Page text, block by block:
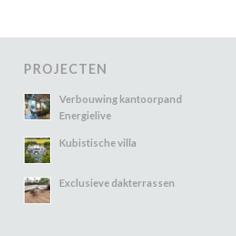
PROJECTEN
Verbouwing kantoorpand
Energielive
Kubistische villa
Exclusieve dakterrassen